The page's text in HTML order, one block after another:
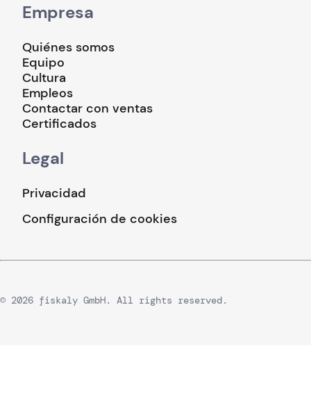
Empresa
Quiénes somos
Equipo
Cultura
Empleos
Contactar con ventas
Certificados
Legal
Privacidad
Configuración de cookies
© 2026 fiskaly GmbH. All rights reserved.